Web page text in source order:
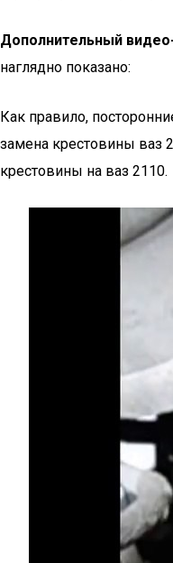
Дополнительный
наглядно показано:
Как правило,
замена крестовины ваз
крестовины на ваз 2110.